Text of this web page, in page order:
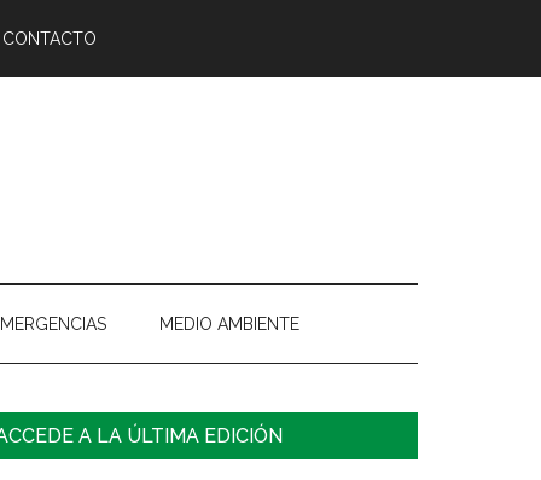
CONTACTO
MEDIO AMBIENTE
A LA ÚLTIMA EDICIÓN